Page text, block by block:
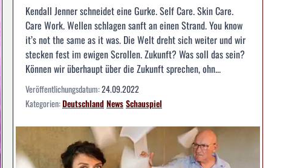
Kendall Jenner schneidet eine Gurke. Self Care. Skin Care.
Care Work. Wellen schlagen sanft an einen Strand. You know
it’s not the same as it was. Die Welt dreht sich weiter und wir
stecken fest im ewigen Scrollen. Zukunft? Was soll das sein?
Können wir überhaupt über die Zukunft sprechen, ohn...
Veröffentlichungsdatum:24.09.2022
Kategorien:DeutschlandNewsSchauspiel